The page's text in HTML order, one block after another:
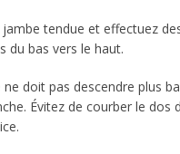
jambe tendue et effectuez
du bas vers le haut.
doit pas descendre plus
Évitez de courber le dos